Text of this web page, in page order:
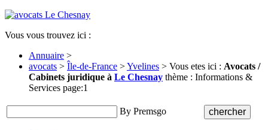
Vous vous trouvez ici :
Annuaire >
avocats > Île-de-France >Yvelines > Vous etes ici : Avocats /
Cabinets juridique à Le Chesnay thème : Informations &
Services page:1
By Premsgo